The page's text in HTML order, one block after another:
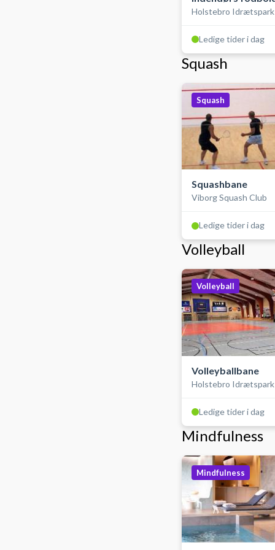
bander (futsal)
Holstebro
Ledige tider i dag
Squash
Squash
Squashbane
Viborg Squash Club
Ledige tider i dag
Volleyball
Volleyball
Volleyballbane
Holstebro
Ledige tider i dag
Mindfulness
Mindfulness